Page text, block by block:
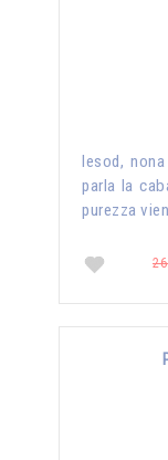
Iesod,
parla la
purezza